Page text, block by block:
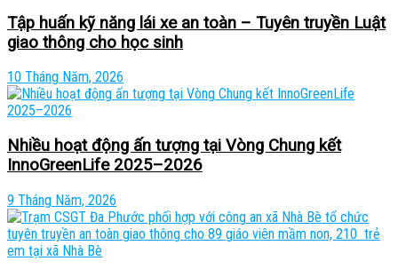
Tập huấn kỹ năng lái xe an toàn – Tuyên truyền Luật
giao thông cho học sinh
10 Tháng Năm, 2026
Nhiều hoạt động ấn tượng tại Vòng Chung kết
InnoGreenLife 2025–2026
9 Tháng Năm, 2026